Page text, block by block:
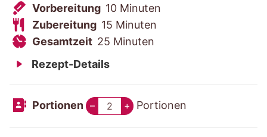
V
o
r
b
e
i
Vorbereitung 10M
i
n
Minuten
Z
u
b
e
i
Zubereitung 15M
i
e
n
Minuten
G
e
m
t
Gesamtzeit 25M
t
e
Minuten
Rezept-Details
Portionen – + Portionen